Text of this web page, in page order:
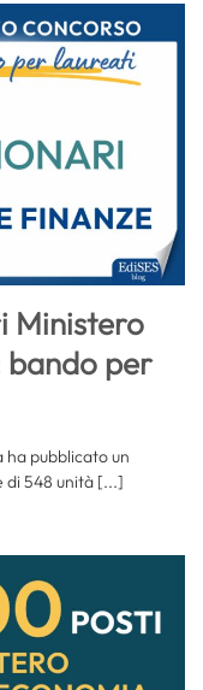
Ministero
bando per
ha pubblicato un
di 548 unità [...]